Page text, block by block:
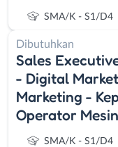
SMA/K - S1/D4
Dibutuhkan
Sales
- Digital
Marketing -
Operator
SMA/K - S1/D4